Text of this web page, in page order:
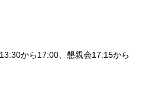
から17:00、懇親会17:15から